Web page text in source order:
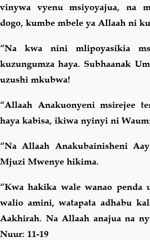
vinywa vyenu msiyoyajua, na
dogo, kumbe mbele ya Allaah ni
“Na kwa nini mlipoyasikia
kuzungumza haya. Subhaanak
uzushi mkubwa!
“Allaah Anakuonyeni msirejee
haya kabisa, ikiwa nyinyi ni
“Na Allaah Anakubainisheni
Mjuzi Mwenye hikima.
“Kwa hakika wale wanao penda
walio amini, watapata adhabu
Aakhirah. Na Allaah anajua na
Nuur: 11-19